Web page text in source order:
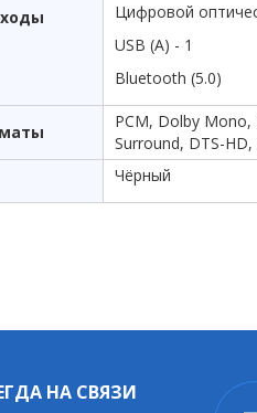
Цифровой
USB (A) - 1
Bluetooth (5.0)
PCM, Dolby
Surround, DTS-
Чёрный
НА СВЯЗИ